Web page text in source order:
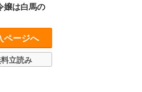
嬢は白馬の
ページへ
立読み